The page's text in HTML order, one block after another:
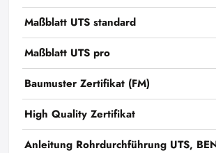
Maßblatt UTS standard
Maßblatt UTS pro
Baumuster Zertifikat (FM)
High Quality Zertifikat
Anleitung Rohrdurchführung UTS,